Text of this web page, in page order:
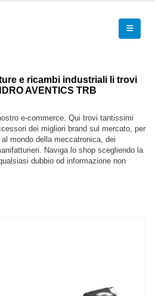
e ricambi industriali li trovi
AVENTICS TRB
e-commerce. Qui trovi tantissimi
dei migliori brand sul mercato, per
mondo della meccatronica, dei
Naviga lo shop scegliendo la
dubbio od informazione non